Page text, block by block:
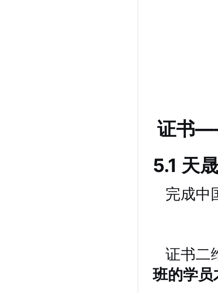
证书
5.1 天
完成中
证书二
班的学员